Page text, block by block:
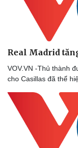
Real Madrid
VOV.VN -Thủ thành
cho Casillas đã thể